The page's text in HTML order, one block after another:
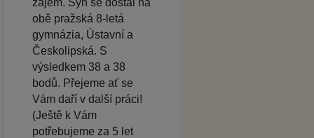
obě pražská 8-letá
gymnázia, Ústavní a
Českolipská. S
výsledkem 38 a 38
bodů. Přejeme ať se
Vám daří v další práci!
(Ještě k Vám
potřebujeme za 5 let